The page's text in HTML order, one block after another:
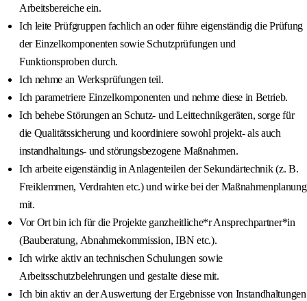
Arbeitsbereiche ein.
Ich leite Prüfgruppen fachlich an oder führe eigenständig die Prüfung
der Einzelkomponenten sowie Schutzprüfungen und
Funktionsproben durch.
Ich nehme an Werksprüfungen teil.
Ich parametriere Einzelkomponenten und nehme diese in Betrieb.
Ich behebe Störungen an Schutz- und Leittechnikgeräten, sorge für
die Qualitätssicherung und koordiniere sowohl projekt- als auch
instandhaltungs- und störungsbezogene Maßnahmen.
Ich arbeite eigenständig in Anlagenteilen der Sekundärtechnik (z. B.
Freiklemmen, Verdrahten etc.) und wirke bei der Maßnahmenplanung
mit.
Vor Ort bin ich für die Projekte ganzheitliche*r Ansprechpartner*in
(Bauberatung, Abnahmekommission, IBN etc.).
Ich wirke aktiv an technischen Schulungen sowie
Arbeitsschutzbelehrungen und gestalte diese mit.
Ich bin aktiv an der Auswertung der Ergebnisse von Instandhaltungen